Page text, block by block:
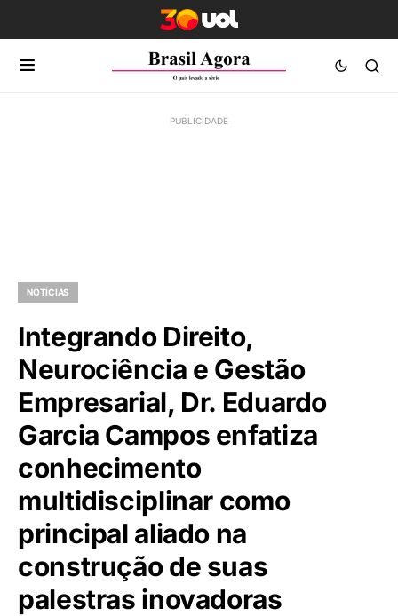
NOTÍCIAS
Integrando Direito,
Neurociência e Gestão
Empresarial, Dr. Eduardo
Garcia Campos enfatiza
conhecimento
multidisciplinar como
principal aliado na
construção de suas
palestras inovadoras